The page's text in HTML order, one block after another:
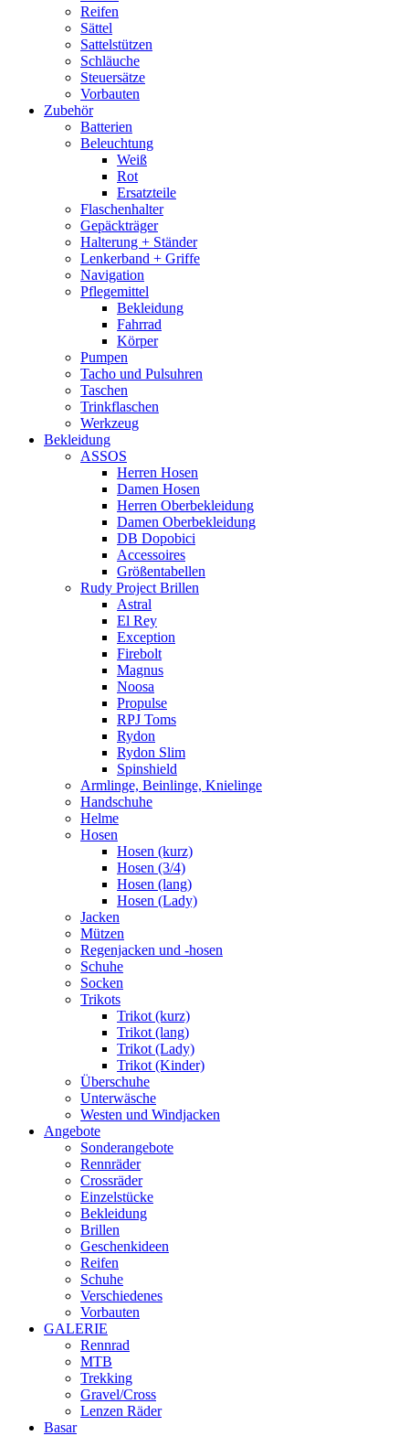
Reifen
Sättel
Sattelstützen
Schläuche
Steuersätze
Vorbauten
Zubehör
Batterien
Beleuchtung
Weiß
Rot
Ersatzteile
Flaschenhalter
Gepäckträger
Halterung + Ständer
Lenkerband + Griffe
Navigation
Pflegemittel
Bekleidung
Fahrrad
Körper
Pumpen
Tacho und Pulsuhren
Taschen
Trinkflaschen
Werkzeug
Bekleidung
ASSOS
Herren Hosen
Damen Hosen
Herren Oberbekleidung
Damen Oberbekleidung
DB Dopobici
Accessoires
Größentabellen
Rudy Project Brillen
Astral
El Rey
Exception
Firebolt
Magnus
Noosa
Propulse
RPJ Toms
Rydon
Rydon Slim
Spinshield
Armlinge, Beinlinge, Knielinge
Handschuhe
Helme
Hosen
Hosen (kurz)
Hosen (3/4)
Hosen (lang)
Hosen (Lady)
Jacken
Mützen
Regenjacken und -hosen
Schuhe
Socken
Trikots
Trikot (kurz)
Trikot (lang)
Trikot (Lady)
Trikot (Kinder)
Überschuhe
Unterwäsche
Westen und Windjacken
Angebote
Sonderangebote
Rennräder
Crossräder
Einzelstücke
Bekleidung
Brillen
Geschenkideen
Reifen
Schuhe
Verschiedenes
Vorbauten
GALERIE
Rennrad
MTB
Trekking
Gravel/Cross
Lenzen Räder
Basar